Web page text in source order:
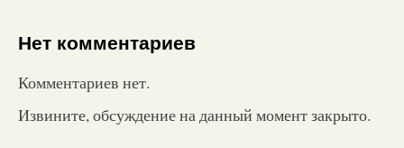
Нет комментариев
Комментариев нет.
Извините, обсуждение на данный момент закрыто.